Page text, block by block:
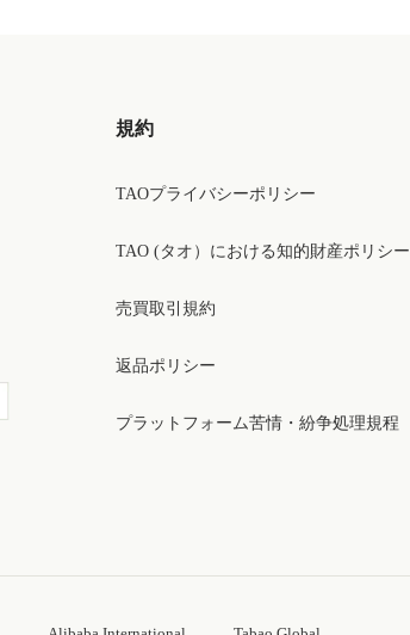
規約
TAOプライバシーポリシー
TAO (タオ）における知的財産ポリシー
売買取引規約
返品ポリシー
プラットフォーム苦情・紛争処理規程